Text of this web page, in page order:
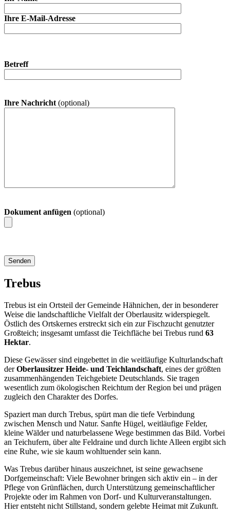
Ihre E-Mail-Adresse
Betreff
Ihre Nachricht (optional)
Dokument anfügen (optional)
Trebus
Trebus ist ein Ortsteil der Gemeinde Hähnichen, der in besonderer
Weise die landschaftliche Vielfalt der Oberlausitz widerspiegelt.
Östlich des Ortskernes erstreckt sich ein zur Fischzucht genutzter
Großteich; insgesamt umfasst die Teichfläche bei Trebus rund 63
Hektar.
Diese Gewässer sind eingebettet in die weitläufige Kulturlandschaft
derOberlausitzer Heide- und Teichlandschaft, eines der größten
zusammenhängenden Teichgebiete Deutschlands. Sie tragen
wesentlich zum ökologischen Reichtum der Region bei und prägen
zugleich den Charakter des Dorfes.
Spaziert man durch Trebus, spürt man die tiefe Verbindung
zwischen Mensch und Natur. Sanfte Hügel, weitläufige Felder,
kleine Wälder und naturbelassene Wege bestimmen das Bild. Vorbei
an Teichufern, über alte Feldraine und durch lichte Alleen ergibt sich
eine Ruhe, wie sie kaum wohltuender sein kann.
Was Trebus darüber hinaus auszeichnet, ist seine gewachsene
Dorfgemeinschaft: Viele Bewohner bringen sich aktiv ein – in der
Pflege von Grünflächen, durch Unterstützung gemeinschaftlicher
Projekte oder im Rahmen von Dorf- und Kulturveranstaltungen.
Hier entsteht nicht Stillstand, sondern gelebte Heimat mit Zukunft.